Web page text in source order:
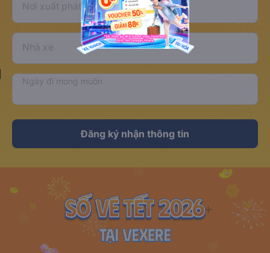
Nơi xuất phát Nơi đến
Nhà xe
Ngày đi mong muốn
Đăng ký nhận thông tin